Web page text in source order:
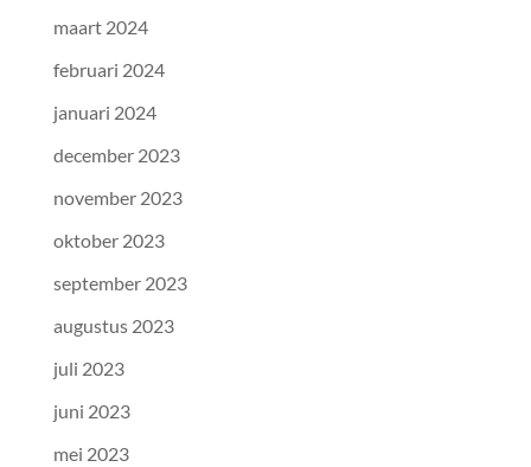
maart 2024
februari 2024
januari 2024
december 2023
november 2023
oktober 2023
september 2023
augustus 2023
juli 2023
juni 2023
mei 2023